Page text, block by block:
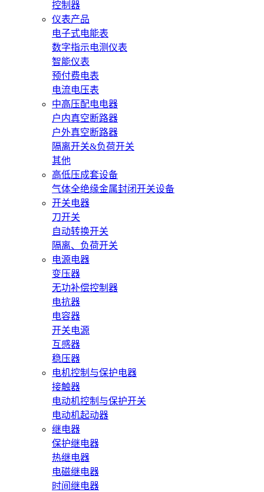
控制器
仪表产品
电子式电能表
数字指示电测仪表
智能仪表
预付费电表
电流电压表
中高压配电电器
户内真空断路器
户外真空断路器
隔离开关&负荷开关
其他
高低压成套设备
气体全绝缘金属封闭开关设备
开关电器
刀开关
自动转换开关
隔离、负荷开关
电源电器
变压器
无功补偿控制器
电抗器
电容器
开关电源
互感器
稳压器
电机控制与保护电器
接触器
电动机控制与保护开关
电动机起动器
继电器
保护继电器
热继电器
电磁继电器
时间继电器